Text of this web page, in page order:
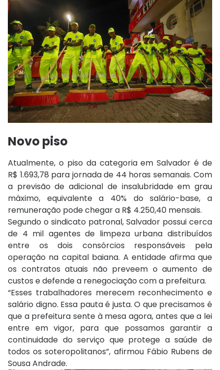
Novo piso
Atualmente, o piso da categoria em Salvador é de
R$ 1.693,78 para jornada de 44 horas semanais. Com
a previsão de adicional de insalubridade em grau
máximo, equivalente a 40% do salário-base, a
remuneração pode chegar a R$ 4.250,40 mensais.
Segundo o sindicato patronal, Salvador possui cerca
de 4 mil agentes de limpeza urbana distribuídos
entre os dois consórcios responsáveis pela
operação na capital baiana. A entidade afirma que
os contratos atuais não preveem o aumento de
custos e defende a renegociação com a prefeitura.
“Esses trabalhadores merecem reconhecimento e
salário digno. Essa pauta é justa. O que precisamos é
que a prefeitura sente à mesa agora, antes que a lei
entre em vigor, para que possamos garantir a
continuidade do serviço que protege a saúde de
todos os soteropolitanos”, afirmou Fábio Rubens de
Sousa Andrade.